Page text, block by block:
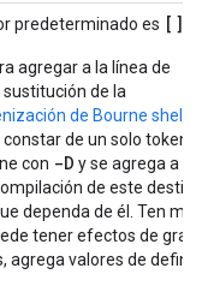
predeterminado es []
agregar a la línea de
de la
de Bourne shell
de un solo token
con -D y se agrega a la
de este
dependa de él. Ten
tener efectos de gran
agrega valores de